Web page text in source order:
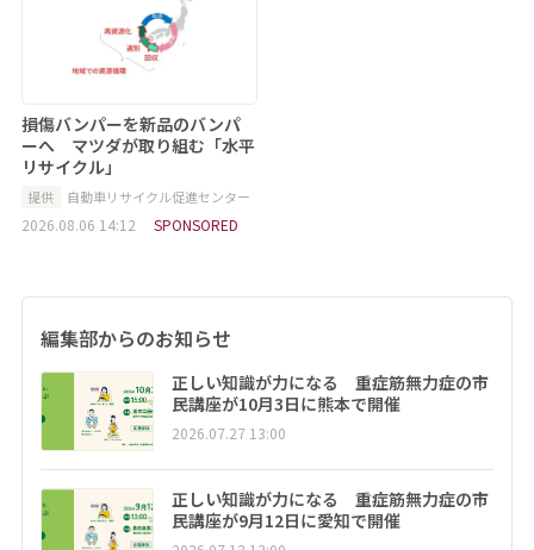
損傷バンパーを新品のバンパ
ーへ マツダが取り組む「水平
リサイクル」
提供 自動車リサイクル促進センター
2026.08.06 14:12 SPONSORED
編集部からのお知らせ
正しい知識が力になる 重症筋無力症の市
民講座が10月3日に熊本で開催
2026.07.27 13:00
正しい知識が力になる 重症筋無力症の市
民講座が9月12日に愛知で開催